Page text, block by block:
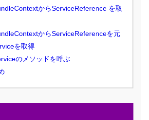
からServiceReference を取
からServiceReferenceを元
を取得
のメソッドを呼ぶ